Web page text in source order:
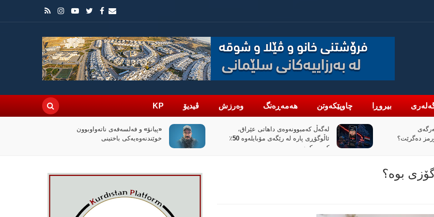
بیروڕا چاوپێکەوتن هەمەڕەنگ وەرزش ڤیدیۆ KP
عێراق،
ئاڵوگۆڕی پارە لە رێگەی مۆبایلەوە 50٪
«پیانۆ» و فەلسەفەی ناتەواوبوون
خوێندنەوەیەکی باختینی
سیاسەتی خۆتەعریبکردن لە باشووری
کوردستان
بوە؟